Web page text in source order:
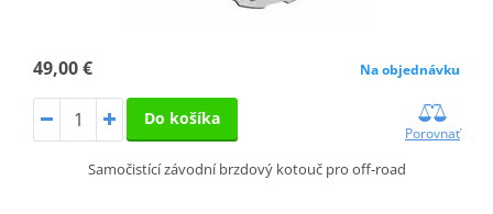
49,00 € Na objednávku
Do košíka
Porovnať
Samočistící závodní brzdový kotouč pro off-road